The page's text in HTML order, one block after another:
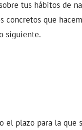
tus hábitos de
concretos que
siguiente.
el plazo para la que